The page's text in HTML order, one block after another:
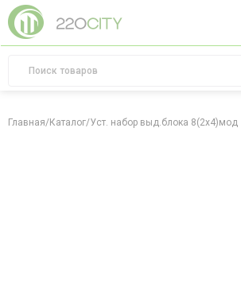
Главная/Каталог/Уст. набор выд.блока 8(2х4)мод